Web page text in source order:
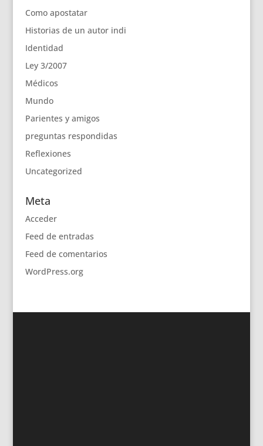
Como apostatar
Historias de un autor indi
Identidad
Ley 3/2007
Médicos
Mundo
Parientes y amigos
preguntas respondidas
Reflexiones
Uncategorized
Meta
Acceder
Feed de entradas
Feed de comentarios
WordPress.org